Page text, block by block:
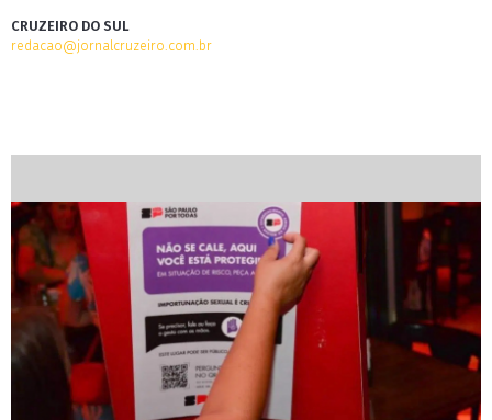
CRUZEIRO DO SUL
redacao@jornalcruzeiro.com.br